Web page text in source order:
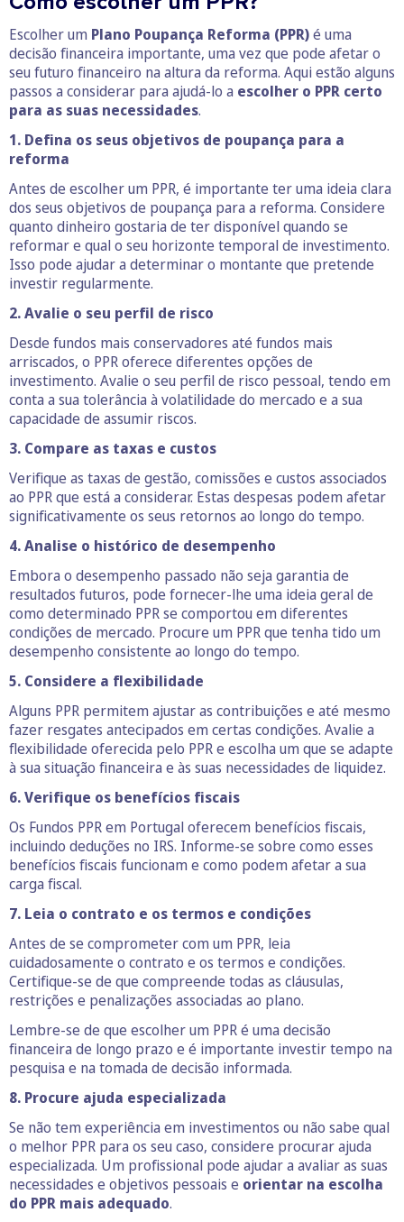
Escolher um Plano Poupança Reforma (PPR)é uma
decisão financeira importante, uma vez que pode afetar o
seu futuro financeiro na altura da reforma. Aqui estão alguns
passos a considerar para ajudá-lo a escolher o PPR certo
para as suas necessidades.
1. Defina os seus objetivos de poupança para a
reforma
Antes de escolher um PPR, é importante ter uma ideia clara
dos seus objetivos de poupança para a reforma. Considere
quanto dinheiro gostaria de ter disponível quando se
reformar e qual o seu horizonte temporal de investimento.
Isso pode ajudar a determinar o montante que pretende
investir regularmente.
2. Avalie o seu perfil de risco
Desde fundos mais conservadores até fundos mais
arriscados, o PPR oferece diferentes opções de
investimento. Avalie o seu perfil de risco pessoal, tendo em
conta a sua tolerância à volatilidade do mercado e a sua
capacidade de assumir riscos.
3. Compare as taxas e custos
Verifique as taxas de gestão, comissões e custos associados
ao PPR que está a considerar. Estas despesas podem afetar
significativamente os seus retornos ao longo do tempo.
4. Analise o histórico de desempenho
Embora o desempenho passado não seja garantia de
resultados futuros, pode fornecer-lhe uma ideia geral de
como determinado PPR se comportou em diferentes
condições de mercado. Procure um PPR que tenha tido um
desempenho consistente ao longo do tempo.
5. Considere a flexibilidade
Alguns PPR permitem ajustar as contribuições e até mesmo
fazer resgates antecipados em certas condições. Avalie a
flexibilidade oferecida pelo PPR e escolha um que se adapte
à sua situação financeira e às suas necessidades de liquidez.
6. Verifique os benefícios fiscais
Os Fundos PPR em Portugal oferecem benefícios fiscais,
incluindo deduções no IRS. Informe-se sobre como esses
benefícios fiscais funcionam e como podem afetar a sua
carga fiscal.
7. Leia o contrato e os termos e condições
Antes de se comprometer com um PPR, leia
cuidadosamente o contrato e os termos e condições.
Certifique-se de que compreende todas as cláusulas,
restrições e penalizações associadas ao plano.
Lembre-se de que escolher um PPR é uma decisão
financeira de longo prazo e é importante investir tempo na
pesquisa e na tomada de decisão informada.
8. Procure ajuda especializada
Se não tem experiência em investimentos ou não sabe qual
o melhor PPR para os seu caso, considere procurar ajuda
especializada. Um profissional pode ajudar a avaliar as suas
necessidades e objetivos pessoais e orientar na escolha
do PPR mais adequado.